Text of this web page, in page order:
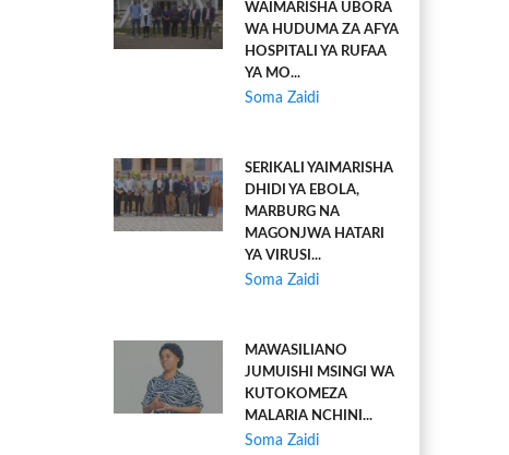
WAIMARISHA UBORA
WA HUDUMA ZA AFYA
HOSPITALI YA RUFAA
YA MO...
Soma Zaidi
SERIKALI YAIMARISHA
DHIDI YA EBOLA,
MARBURG NA
MAGONJWA HATARI
YA VIRUSI...
Soma Zaidi
MAWASILIANO
JUMUISHI MSINGI WA
KUTOKOMEZA
MALARIA NCHINI...
Soma Zaidi